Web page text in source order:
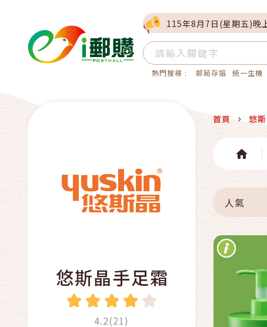
115年8月7日(星期五)晚
熱門搜尋 : 郵局存摺 統一生機
悠斯晶手足霜
4.2(21)
首頁 悠
人氣